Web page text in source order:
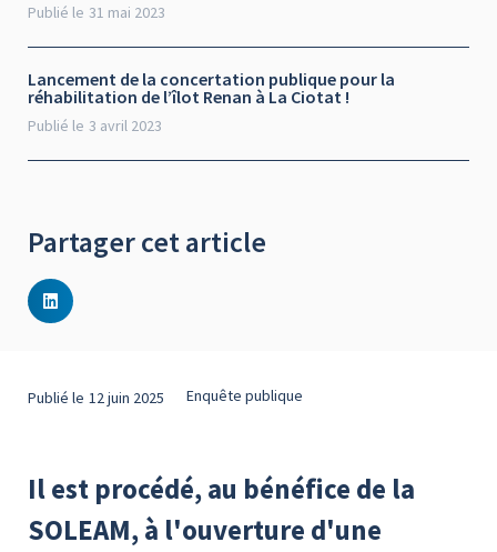
Publié le 12 juin 2025 Enquête publique
Il est procédé, au bénéfice de la
SOLEAM, à l'ouverture d'une
Publié le 31 mai 2023
Lancement de la concertation publique pour la
réhabilitation de l’îlot Renan à La Ciotat !
Publié le 3 avril 2023
Partager cet article